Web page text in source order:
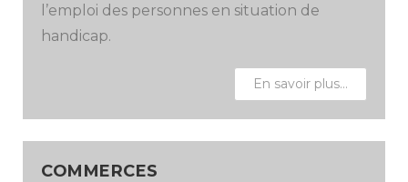
l’emploi des personnes en situation de
handicap.
En savoir plus…
COMMERCES